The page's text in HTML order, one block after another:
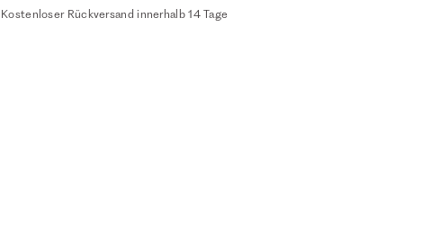
Kostenloser Rückversand innerhalb 14 Tage